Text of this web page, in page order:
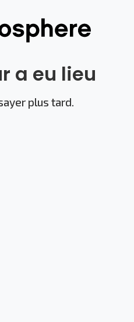
a eu lieu
plus tard.